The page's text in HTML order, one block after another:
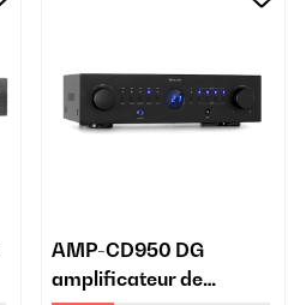
AMP-CD950 DG
amplificateur de